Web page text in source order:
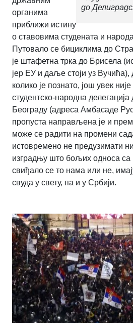
до
органима
приближи истину
о ставовима студената и
Путовало се бициклима до
је штафетна трка до Брисела
јер ЕУ и даље стоји уз Вучића),
колико је познато, још увек
студентско-народна
Београду (адреса Амбасаде
пропуста направљена је и
може се радити на промени
истовремено не предузимати
изградњу што бољих односа са
свиђало се то нама или не,
свуда у свету, па и у Србији.